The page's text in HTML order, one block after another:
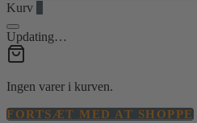
Kurv
Updating…
Ingen varer i kurven.
FORTSÆT MED AT SHOPPE